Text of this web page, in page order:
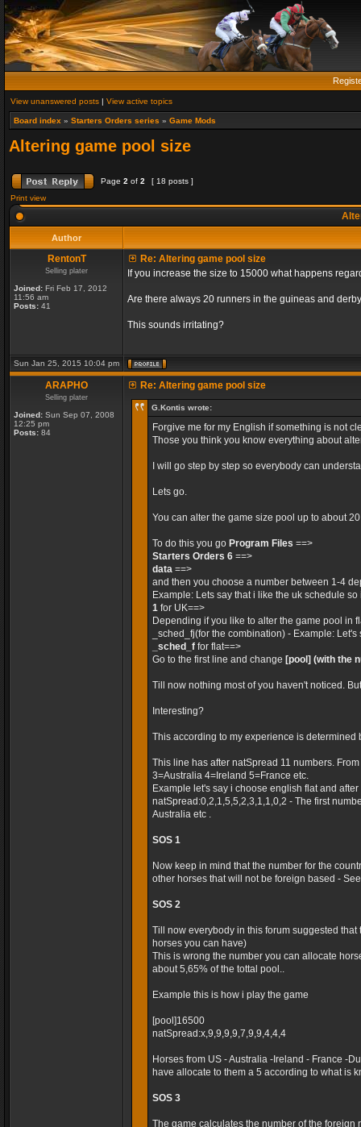
View unanswered posts | View active topics
Board index » Starters Orders series » Game Mods
Altering game pool size
Page 2 of 2
[ 18 posts ]
Print view
Author
RentonT
Selling plater
Joined: Fri Feb 17, 2012
11:56 am
Posts: 41
Re: Altering game pool size
If you increase the size to 15000 what happens
Are there always 20 runners in the guineas and
This sounds irritating?
Sun Jan 25, 2015 10:04 pm
ARAPHO
Selling plater
Joined: Sun Sep 07, 2008
12:25 pm
Posts: 84
Re: Altering game pool size
G.Kontis wrote:
Forgive me for my English if something is not
Those you think you know everything about
I will go step by step so everybody can
Lets go.
You can alter the game size pool up to about
To do this you go Program Files ==>
Starters Orders 6 ==>
data ==>
and then you choose a number between 1-4
Example: Lets say that i like the uk schedule so
1 for UK==>
Depending if you like to alter the game pool in
_sched_fj(for the combination) - Example:
_sched_f for flat==>
Go to the first line and change [pool] (with the
Till now nothing most of you haven't noticed.
Interesting?
This according to my experience is
This line has after natSpread 11 numbers.
3=Australia 4=Ireland 5=France etc.
Example let's say i choose english flat and
natSpread:0,2,1,5,5,2,3,1,1,0,2 - The first
Australia etc .
SOS 1
Now keep in mind that the number for the
other horses that will not be foreign based -
SOS 2
Till now everybody in this forum suggested
horses you can have)
This is wrong the number you can allocate
about 5,65% of the tottal pool..
Example this is how i play the game
[pool]16500
natSpread:x,9,9,9,9,7,9,9,4,4,4
Horses from US - Australia -Ireland - France -
have allocate to them a 5 according to what is
SOS 3
The game calculates the number of the foreign